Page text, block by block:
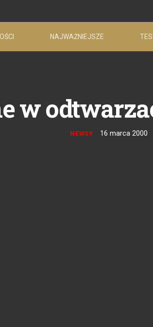
NAJWAŻNIEJSZE
w
NEWSY 16 marca 2000